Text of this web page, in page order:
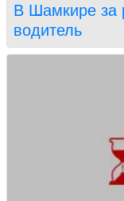
В Шамкире за
водитель